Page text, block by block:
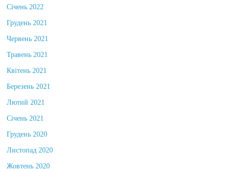
Січень 2022
Грудень 2021
Червень 2021
Травень 2021
Квітень 2021
Березень 2021
Лютий 2021
Січень 2021
Грудень 2020
Листопад 2020
Жовтень 2020